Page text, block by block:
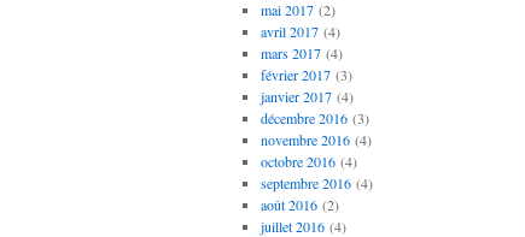
mai 2017(2)
avril 2017(4)
mars 2017(4)
février 2017(3)
janvier 2017(4)
décembre 2016(3)
novembre 2016(4)
octobre 2016(4)
septembre 2016(4)
août 2016(2)
juillet 2016(4)